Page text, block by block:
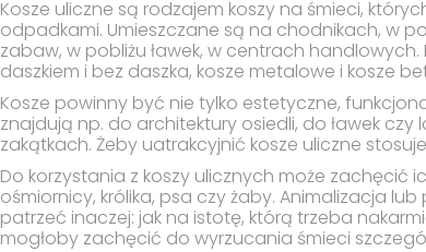
Kosze uliczne są rodzajem koszy na śmieci,
odpadkami. Umieszczane są na chodnikach, w
zabaw, w pobliżu ławek, w centrach
daszkiem i bez daszka, kosze metalowe i kosze
Kosze powinny być nie tylko estetyczne,
znajdują np. do architektury osiedli, do ławek
zakątkach. Żeby uatrakcyjnić kosze uliczne
Do korzystania z koszy ulicznych może zachęcić
ośmiornicy, królika, psa czy żaby. Animalizacja
patrzeć inaczej: jak na istotę, którą trzeba
mogłoby zachęcić do wyrzucania śmieci